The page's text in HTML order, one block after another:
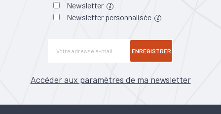
Newsletter
Newsletter personnalisée
ENREGISTRER
Accéder aux paramètres de ma newsletter